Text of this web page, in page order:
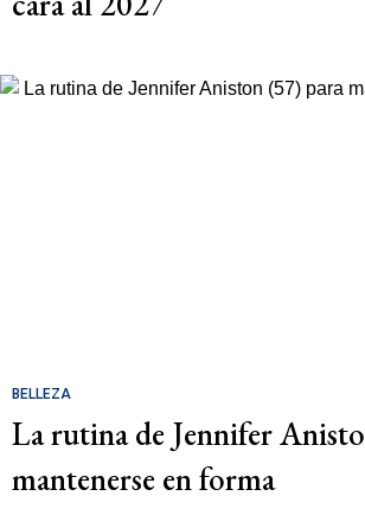
BELLEZA
La rutina de Jennifer
mantenerse en forma